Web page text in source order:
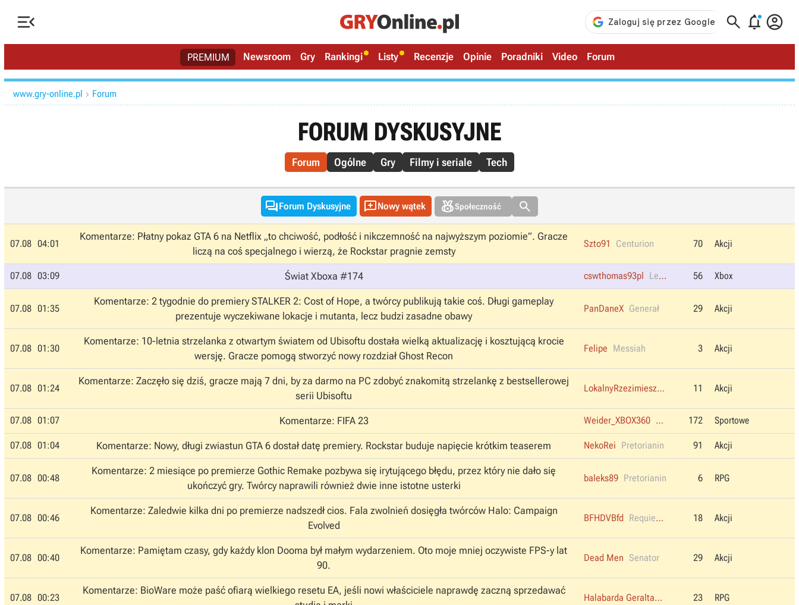
   
PREMIUM Newsroom Gry Rankingi Listy Recenzje Opinie Poradniki Video Forum
www.gry-online.pl  Forum
FORUM DYSKUSYJNE
Forum Ogólne Gry Filmy i seriale Tech
Forum Dyskusyjne Nowy wątek Społeczność 
07.08 04:01
Komentarze: Płatny pokaz GTA 6 na Netflix „to chciwość, podłość i nikczemność na najwyższym poziomie”. Gracze
liczą na coś specjalnego i wierzą, że Rockstar pragnie zemsty
Szto91 Centurion 70 Akcji
07.08 03:09 Świat Xboxa #174 cswthomas93pl Legend 56 Xbox
07.08 01:35
Komentarze: 2 tygodnie do premiery STALKER 2: Cost of Hope, a twórcy publikują takie coś. Długi gameplay
prezentuje wyczekiwane lokacje i mutanta, lecz budzi zasadne obawy
PanDaneX Generał 29 Akcji
07.08 01:30
Komentarze: 10-letnia strzelanka z otwartym światem od Ubisoftu dostała wielką aktualizację i kosztującą krocie
wersję. Gracze pomogą stworzyć nowy rozdział Ghost Recon
Felipe Messiah 3 Akcji
07.08 01:24
Komentarze: Zaczęło się dziś, gracze mają 7 dni, by za darmo na PC zdobyć znakomitą strzelankę z bestsellerowej
serii Ubisoftu
LokalnyRzezimieszek Generał
11 Akcji
07.08 01:07 Komentarze: FIFA 23 Weider_XBOX360 172 Sportowe
07.08 01:04 Komentarze: Nowy, długi zwiastun GTA 6 dostał datę premiery. Rockstar buduje napięcie krótkim teaserem NekoRei Pretorianin 91 Akcji
07.08 00:48
Komentarze: 2 miesiące po premierze Gothic Remake pozbywa się irytującego błędu, przez który nie dało się
ukończyć gry. Twórcy naprawili również dwie inne istotne usterki
baleks89 Pretorianin 6 RPG
07.08 00:46
Komentarze: Zaledwie kilka dni po premierze nadszedł cios. Fala zwolnień dosięgła twórców Halo: Campaign
Evolved
BFHDVBfd Requiescat in Pace 18 Akcji
07.08 00:40
Komentarze: Pamiętam czasy, gdy każdy klon Dooma był małym wydarzeniem. Oto moje mniej oczywiste FPS-y lat
90.
Dead Men Senator 29 Akcji
07.08 00:23
Komentarze: BioWare może paść ofiarą wielkiego resetu EA, jeśli nowi właściciele naprawdę zaczną sprzedawać
Halabarda GeraltaKonsul 23 RPG